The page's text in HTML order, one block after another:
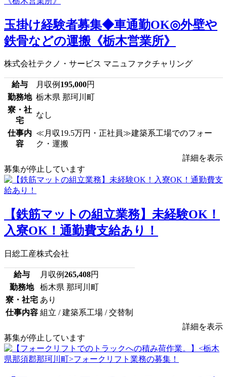
玉掛け経験者募集◆車通勤OK◎外壁や
鉄骨などの運搬《栃木営業所》
株式会社テクノ・サービス マニュファクチャリング
給与 月収例 195,000円
勤務地 栃木県 那珂川町
寮・社
宅
なし
仕事内
容
≪月収19.5万円・正社員≫建築系工場でのフォー
ク・運搬
詳細を表示
募集が停止しています
【鉄筋マットの組立業務】未経験OK！
入寮OK！通勤費支給あり！
日総工産株式会社
給与 月収例265,408円
勤務地
栃木県 那珂川町
寮・社宅 あり
仕事内容 組立 / 建築系工場 / 交替制
詳細を表示
募集が停止しています